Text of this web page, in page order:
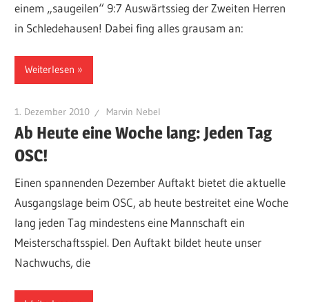
einem „saugeilen“ 9:7 Auswärtssieg der Zweiten Herren
in Schledehausen! Dabei fing alles grausam an:
Weiterlesen
1. Dezember 2010 Marvin Nebel
Ab Heute eine Woche lang: Jeden Tag
OSC!
Einen spannenden Dezember Auftakt bietet die aktuelle
Ausgangslage beim OSC, ab heute bestreitet eine Woche
lang jeden Tag mindestens eine Mannschaft ein
Meisterschaftsspiel. Den Auftakt bildet heute unser
Nachwuchs, die